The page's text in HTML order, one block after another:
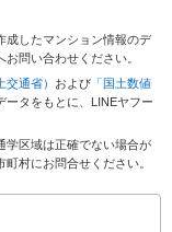
成したマンション情報のデ
問い合わせください。
通省） および 「国土数値
ータをもとに、LINEヤフー
学区域は正確でない場合が
村にお問合せください。